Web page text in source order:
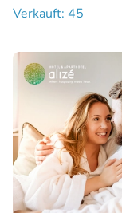
Verkauft: 45